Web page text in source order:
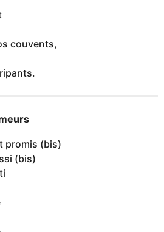
couvents,
promis (bis)
(bis)